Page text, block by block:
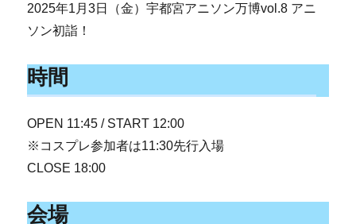
2025年1月3日（金）宇都宮アニソン万博vol.8 アニ
ソン初詣！
時間
OPEN 11:45 / START 12:00
※コスプレ参加者は11:30先行入場
CLOSE 18:00
会場